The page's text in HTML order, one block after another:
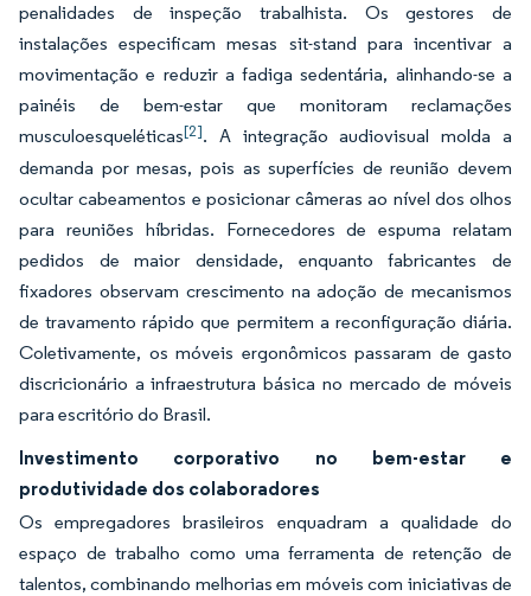
penalidades de inspeção trabalhista. Os gestores de
instalações especificam mesas sit-stand para incentivar a
movimentação e reduzir a fadiga sedentária, alinhando-se a
painéis de bem-estar que monitoram reclamações
musculoesqueléticas[2]. A integração audiovisual molda a
demanda por mesas, pois as superfícies de reunião devem
ocultar cabeamentos e posicionar câmeras ao nível dos olhos
para reuniões híbridas. Fornecedores de espuma relatam
pedidos de maior densidade, enquanto fabricantes de
fixadores observam crescimento na adoção de mecanismos
de travamento rápido que permitem a reconfiguração diária.
Coletivamente, os móveis ergonômicos passaram de gasto
discricionário a infraestrutura básica no mercado de móveis
para escritório do Brasil.
Investimento corporativo no bem-estar e
produtividade dos colaboradores
Os empregadores brasileiros enquadram a qualidade do
espaço de trabalho como uma ferramenta de retenção de
talentos, combinando melhorias em móveis com iniciativas de